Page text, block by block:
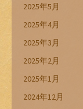
2025年5月
2025年4月
2025年3月
2025年2月
2025年1月
2024年12月